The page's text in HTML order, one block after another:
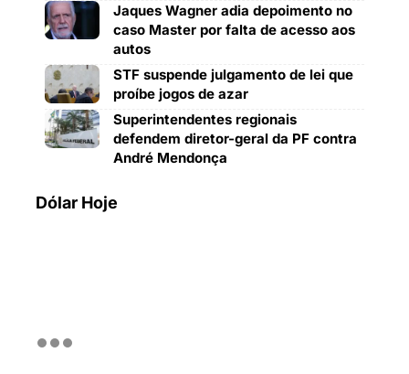
Jaques Wagner adia depoimento no
caso Master por falta de acesso aos
autos
STF suspende julgamento de lei que
proíbe jogos de azar
Superintendentes regionais
defendem diretor-geral da PF contra
André Mendonça
Dólar Hoje